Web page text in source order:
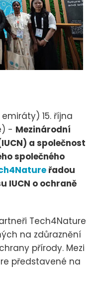
15. října
- Mezinárodní
a společnost
společného
řadou
IUCN o ochraně
Tech4Nature
na zdůraznění
přírody. Mezi
představené na